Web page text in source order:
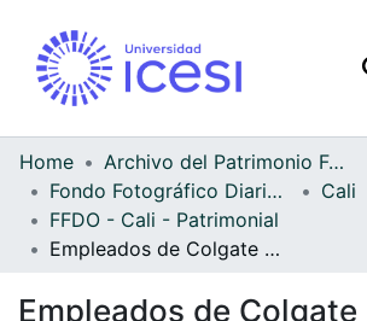
Home
Archivo del Patrimonio Fotográfico y Fílmico del Valle del Cauca
Fondo Fotográfico Diario Occidente
Cali
FFDO - Cali - Patrimonial
Empleados de Colgate Palmolive
Empleados de